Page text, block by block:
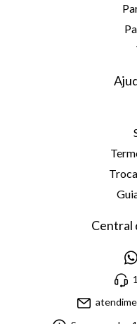
Central